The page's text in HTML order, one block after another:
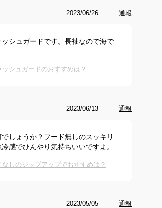
2023/06/26 通報
シュガードです。長袖なので海で
シュガードのおすすめは？
2023/06/13 通報
しょうか？フード無しのスッキリ
感でひんやり気持ちいいですよ。
しのジップアップでおすすめは？
2023/05/05 通報